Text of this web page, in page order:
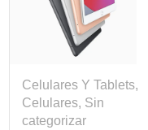
Celulares Y Tablets,
Celulares, Sin
categorizar